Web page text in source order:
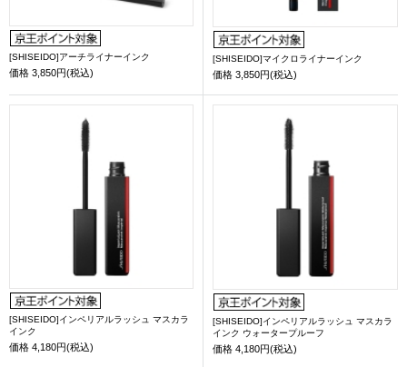
[SHISEIDO]アーチライナーインク
価格 3,850円(税込)
[SHISEIDO]マイクロライナーインク
価格 3,850円(税込)
[SHISEIDO]インペリアルラッシュ マスカラ
インク
価格 4,180円(税込)
[SHISEIDO]インペリアルラッシュ マスカラ
インク ウォータープルーフ
価格 4,180円(税込)